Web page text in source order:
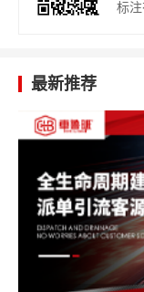
标
最新推荐